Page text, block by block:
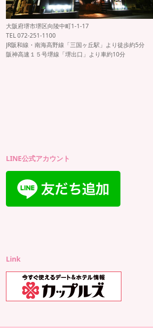
大阪府堺市堺区向陵中町1-1-17
TEL 072-251-1100
JR阪和線・南海高野線「三国ヶ丘駅」より徒歩約5分
阪神高速１５号堺線「堺出口」より車約10分
LINE公式アカウント
Link